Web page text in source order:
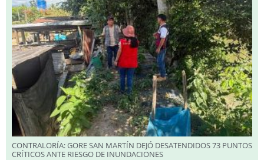
CONTRALORÍA: GORE SAN MARTÍN DEJÓ DESATENDIDOS 73 PUNTOS
CRÍTICOS ANTE RIESGO DE INUNDACIONES